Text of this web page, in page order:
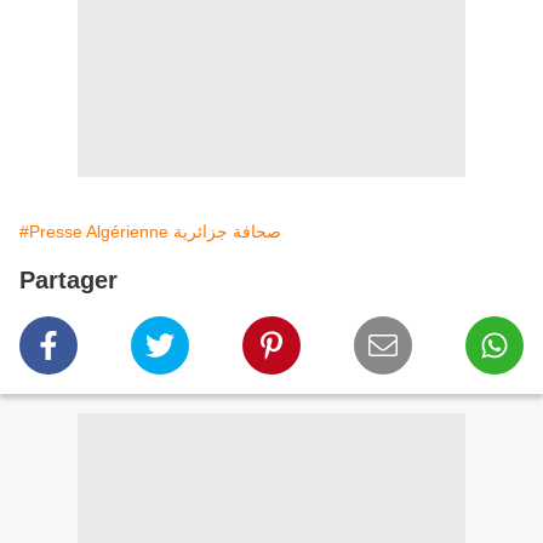
#Presse Algérienne صحافة جزائرية
Partager